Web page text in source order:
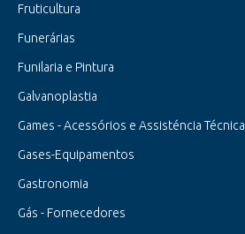
Fruticultura
Funerárias
Funilaria e Pintura
Galvanoplastia
Games - Acessórios e Assisténcia Técnica
Gases-Equipamentos
Gastronomia
Gás - Fornecedores